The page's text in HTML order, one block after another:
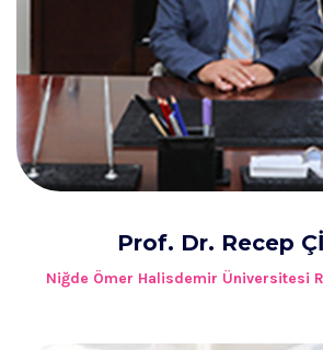
Prof. Dr. Recep
Niğde Ömer Halisdemir Üniversitesi